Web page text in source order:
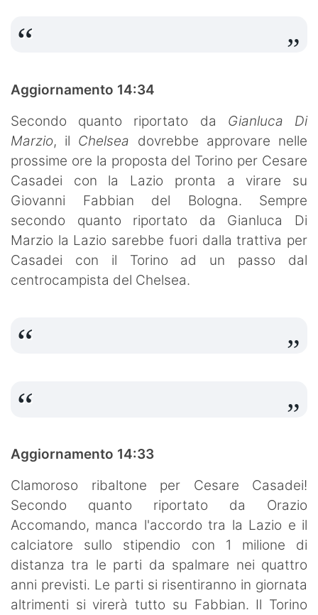
Aggiornamento 14:34
Secondo quanto riportato da Gianluca Di
Marzio, il Chelsea dovrebbe approvare nelle
prossime ore la proposta del Torino per Cesare
Casadei con la Lazio pronta a virare su
Giovanni Fabbian del Bologna. Sempre
secondo quanto riportato da Gianluca Di
Marzio la Lazio sarebbe fuori dalla trattiva per
Casadei con il Torino ad un passo dal
centrocampista del Chelsea.
Aggiornamento 14:33
Clamoroso ribaltone per Cesare Casadei!
Secondo quanto riportato da Orazio
Accomando, manca l'accordo tra la Lazio e il
calciatore sullo stipendio con 1 milione di
distanza tra le parti da spalmare nei quattro
anni previsti. Le parti si risentiranno in giornata
altrimenti si virerà tutto su Fabbian. Il Torino